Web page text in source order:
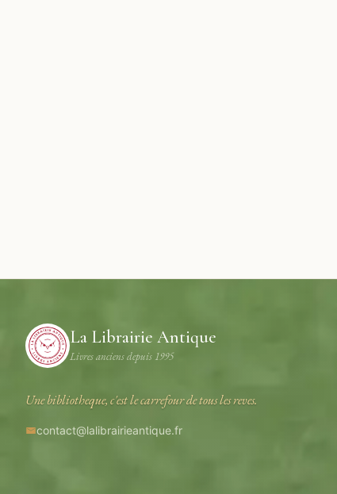
La Librairie Antique
Livres anciens depuis 1995
Une bibliotheque, c'est le carrefour de tous les reves.
contact@lalibrairieantique.fr